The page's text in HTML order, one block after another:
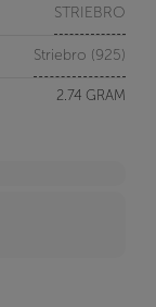
STRIEBRO
Striebro (925)
2.74 GRAM